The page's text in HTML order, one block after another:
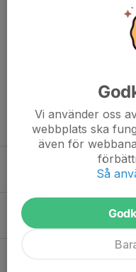
publik, arrangören Hestra
Tidigare nyheter
Öppna USM 2026
16 maj, 19:24
Säsongens sista
Vi använder oss
webbplats ska
även för
Så